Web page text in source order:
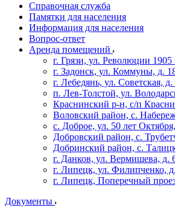
Справочная служба
Памятки для населения
Информация для населения
Вопрос-ответ
Аренда помещений
г. Грязи, ул. Революции
г. Задонск, ул. Коммуны, д.
г. Лебедянь, ул. Советская,
п. Лев-Толстой, ул.
Краснинский р-н, с/п
Воловский район, с.
с. Доброе, ул. 50 лет
Добровский район, с.
Добринский район, с.
г. Данков, ул. Вермишева, д.
г. Липецк, ул. Филипченко,
г. Липецк, Поперечный
Документы